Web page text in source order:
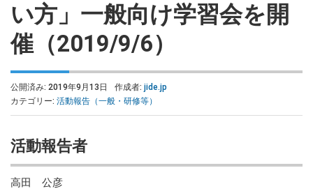
い方」一般向け学習会を開
催（2019/9/6）
公開済み: 2019年9月13日 作成者: jide.jp
カテゴリー: 活動報告（一般・研修等）
活動報告者
高田 公彦